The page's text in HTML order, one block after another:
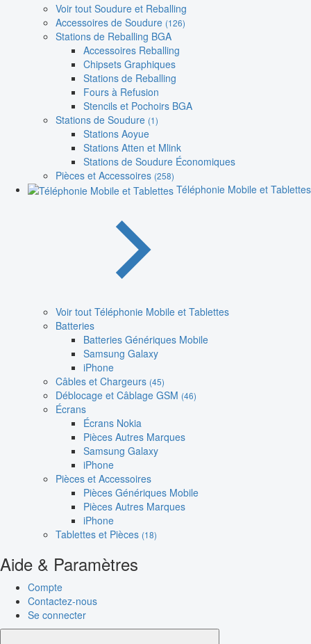
Voir tout Soudure et Reballing
Accessoires de Soudure (126)
Stations de Reballing BGA
Accessoires Reballing
Chipsets Graphiques
Stations de Reballing
Fours à Refusion
Stencils et Pochoirs BGA
Stations de Soudure (1)
Stations Aoyue
Stations Atten et Mlink
Stations de Soudure Économiques
Pièces et Accessoires (258)
Téléphonie Mobile et Tablettes
Voir tout Téléphonie Mobile et Tablettes
Batteries
Batteries Génériques Mobile
Samsung Galaxy
iPhone
Câbles et Chargeurs (45)
Déblocage et Câblage GSM (46)
Écrans
Écrans Nokia
Pièces Autres Marques
Samsung Galaxy
iPhone
Pièces et Accessoires
Pièces Génériques Mobile
Pièces Autres Marques
iPhone
Tablettes et Pièces (18)
Aide & Paramètres
Compte
Contactez-nous
Se connecter